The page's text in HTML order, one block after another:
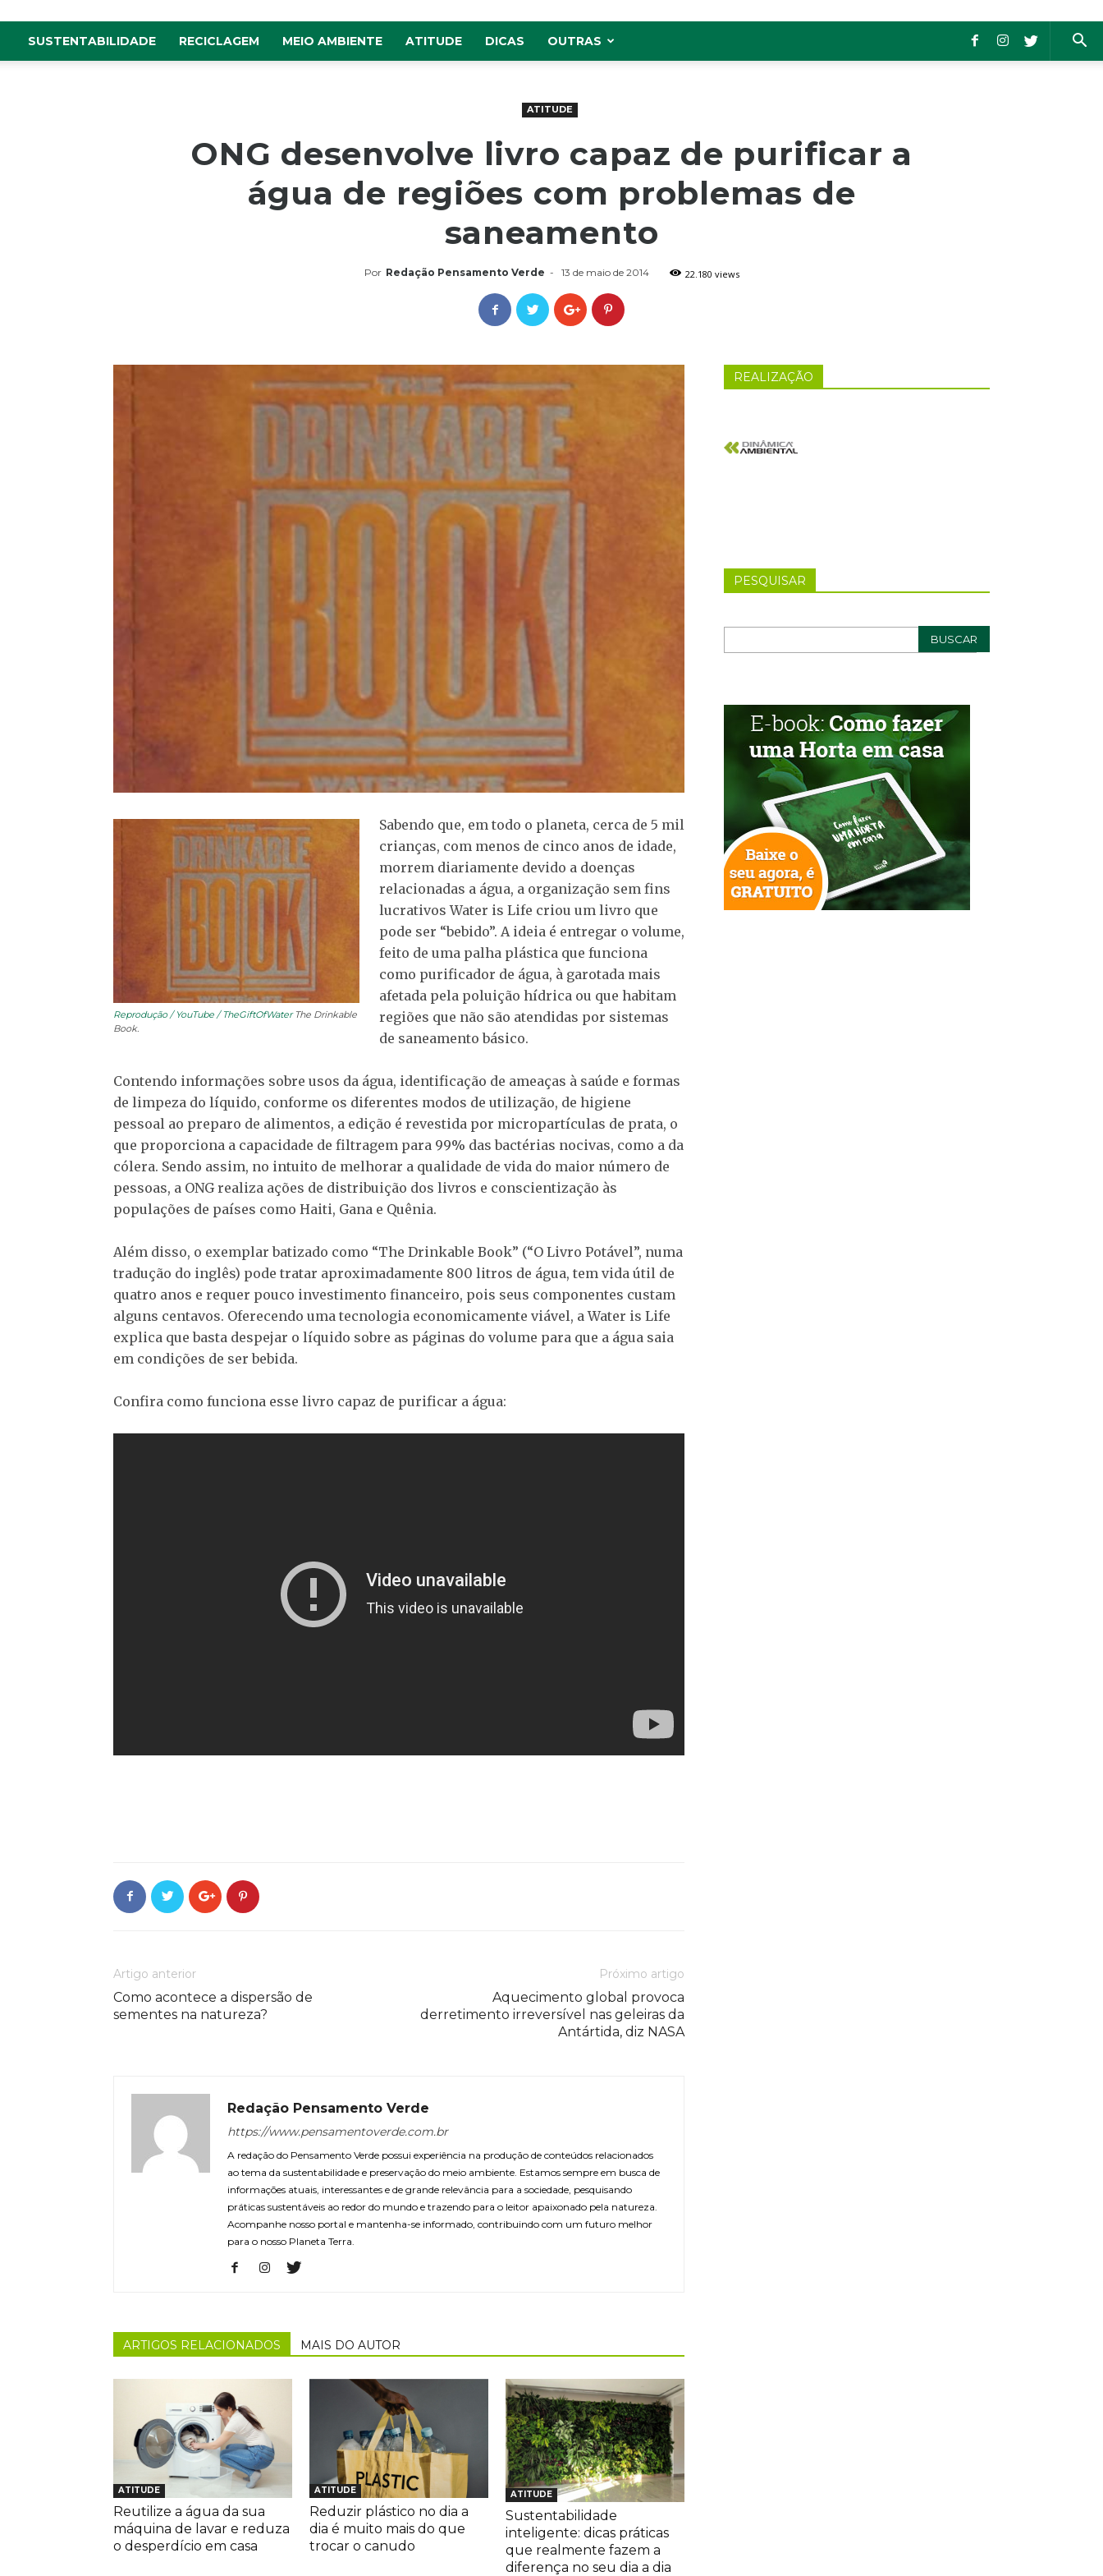
SUSTENTABILIDADE RECICLAGEM MEIO AMBIENTE ATITUDE DICAS OUTRAS
ATITUDE
ONG desenvolve livro capaz de purificar a
água de regiões com problemas de
saneamento
Por Redação Pensamento Verde - 13 de maio de 2014 22.180 views
Reprodução / YouTube / TheGiftOfWaterThe Drinkable
Book.
Sabendo que, em todo o planeta, cerca de 5 mil
crianças, com menos de cinco anos de idade,
morrem diariamente devido a doenças
relacionadas a água, a organização sem fins
lucrativos Water is Life criou um livro que
pode ser “bebido”. A ideia é entregar o volume,
feito de uma palha plástica que funciona
como purificador de água, à garotada mais
afetada pela poluição hídrica ou que habitam
regiões que não são atendidas por sistemas
de saneamento básico.
Contendo informações sobre usos da água, identificação de ameaças à saúde e formas
de limpeza do líquido, conforme os diferentes modos de utilização, de higiene
pessoal ao preparo de alimentos, a edição é revestida por micropartículas de prata, o
que proporciona a capacidade de filtragem para 99% das bactérias nocivas, como a da
cólera. Sendo assim, no intuito de melhorar a qualidade de vida do maior número de
pessoas, a ONG realiza ações de distribuição dos livros e conscientização às
populações de países como Haiti, Gana e Quênia.
Além disso, o exemplar batizado como “The Drinkable Book” (“O Livro Potável”, numa
tradução do inglês) pode tratar aproximadamente 800 litros de água, tem vida útil de
quatro anos e requer pouco investimento financeiro, pois seus componentes custam
alguns centavos. Oferecendo uma tecnologia economicamente viável, a Water is Life
explica que basta despejar o líquido sobre as páginas do volume para que a água saia
em condições de ser bebida.
Confira como funciona esse livro capaz de purificar a água:
Artigo anterior
Como acontece a dispersão de
sementes na natureza?
Próximo artigo
Aquecimento global provoca
derretimento irreversível nas geleiras da
Antártida, diz NASA
Redação Pensamento Verde
https://www.pensamentoverde.com.br
A redação do Pensamento Verde possui experiência na produção de conteúdos relacionados
ao tema da sustentabilidade e preservação do meio ambiente. Estamos sempre em busca de
informações atuais, interessantes e de grande relevância para a sociedade, pesquisando
práticas sustentáveis ao redor do mundo e trazendo para o leitor apaixonado pela natureza.
Acompanhe nosso portal e mantenha-se informado, contribuindo com um futuro melhor
para o nosso Planeta Terra.
ARTIGOS RELACIONADOS MAIS DO AUTOR
ATITUDE
Reutilize a água da sua
máquina de lavar e reduza
o desperdício em casa
ATITUDE
Reduzir plástico no dia a
dia é muito mais do que
trocar o canudo
ATITUDE
Sustentabilidade
inteligente: dicas práticas
que realmente fazem a
diferença no seu dia a dia
REALIZAÇÃO
PESQUISAR